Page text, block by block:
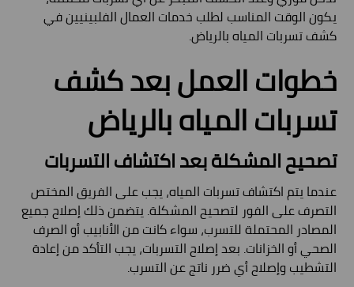
يكون الوقت المناسب لطلب خدمات العمال الفلبينيين في
كشف تسربات المياه بالرياض.
خطوات العمل بعد كشف
تسربات المياه بالرياض
تصحيح المشكلة بعد اكتشاف التسربات
عندما يتم اكتشاف تسربات المياه، يجب على الفريق المختص
التصرف على الفور لتصحيح المشكلة. يتضمن ذلك إصلاح جميع
المصادر المحتملة للتسرب، سواء كانت من الأنابيب أو الصرف
الصحي أو الخزانات. بعد إصلاح التسربات، يجب التأكد من إعادة
التشطيب وإصلاح أي ضرر ناتج عن التسرب.